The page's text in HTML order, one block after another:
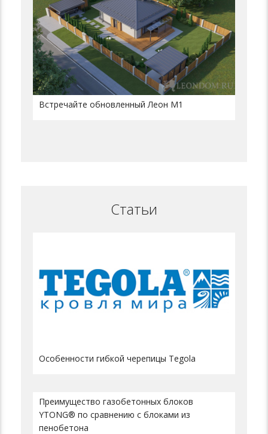
Встречайте обновленный Леон М1
Статьи
Особенности гибкой черепицы Tegola
Преимущество газобетонных блоков
YTONG® по сравнению с блоками из
пенобетона